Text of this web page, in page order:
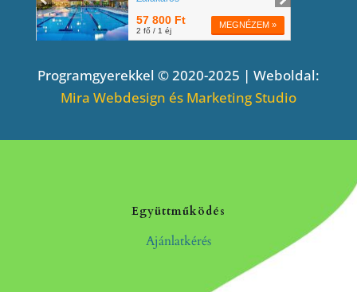
Programgyerekkel © 2020-2025 | Weboldal:
Mira Webdesign és Marketing Studio
Együttműködés
Ajánlatkérés